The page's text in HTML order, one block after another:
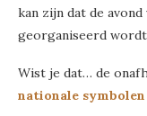
kan zijn dat de
georganiseerd
Wist je dat… de
nationale symbolen